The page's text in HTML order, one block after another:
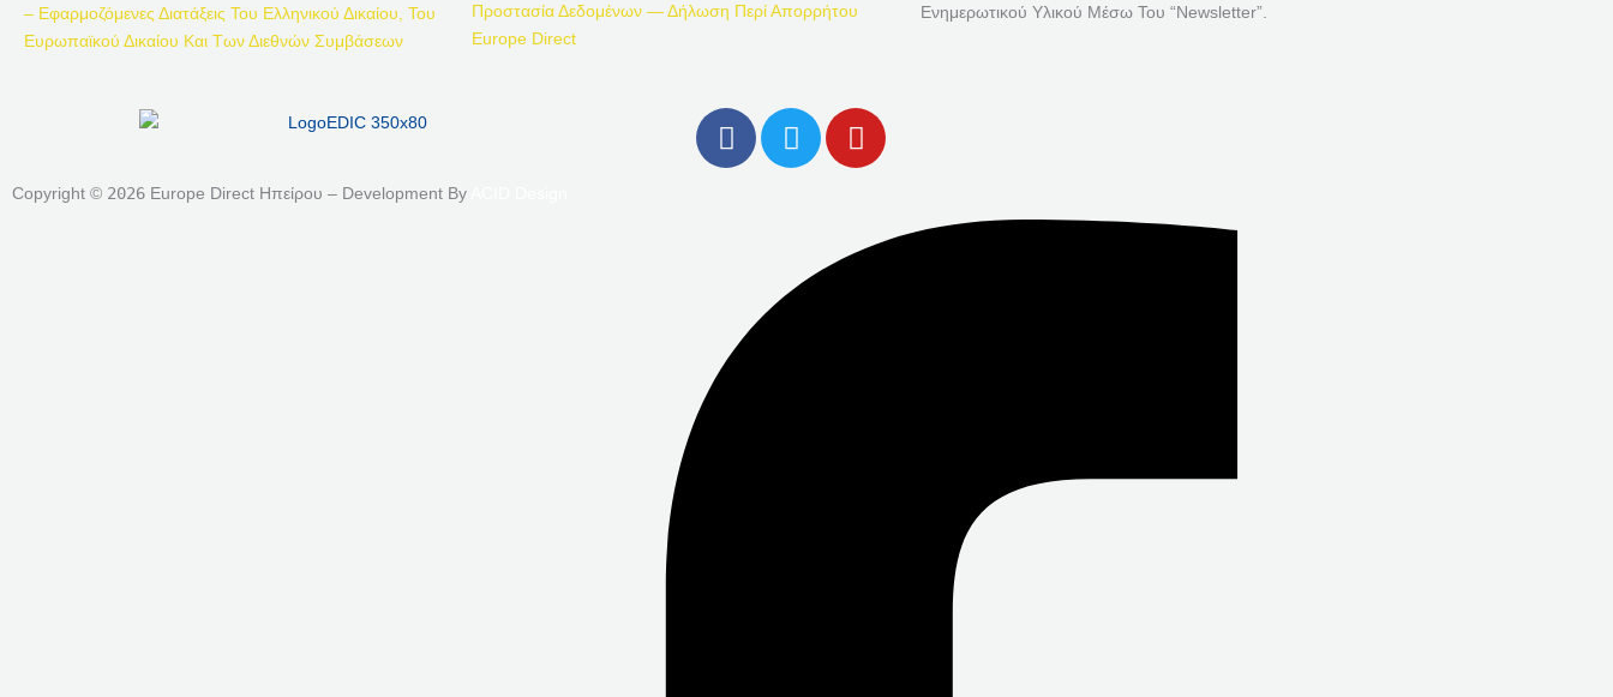
– Εφαρμοζόμενες Διατάξεις Του Ελληνικού Δικαίου, Του
Ευρωπαϊκού Δικαίου Και Των Διεθνών Συμβάσεων
Προστασία Δεδομένων — Δήλωση Περί Απορρήτου
Europe Direct
Ενημερωτικού Υλικού Μέσω Του “Newsletter”.
F
A
-
T
W
E
R
Y
O
U
Copyright © 2026 Europe Direct Ηπείρου – Development By